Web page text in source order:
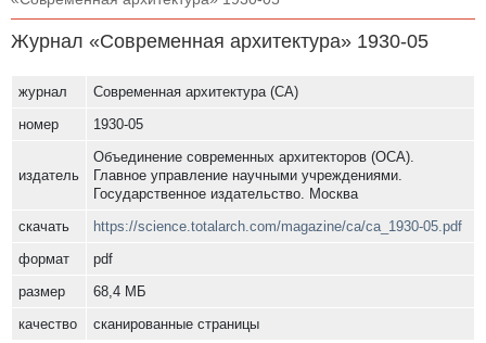
Журнал «Современная архитектура» 1930-05
журнал
Современная архитектура (СА)
номер
1930-05
издатель
Объединение современных архитекторов (ОСА).
Главное управление научными учреждениями.
Государственное издательство. Москва
скачать
https://science.totalarch.com/magazine/ca/ca_1930-05.pdf
формат
pdf
размер
68,4 МБ
качество
сканированные страницы